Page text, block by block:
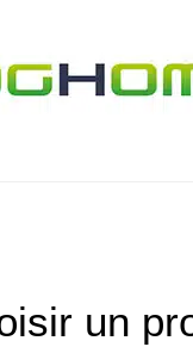
un